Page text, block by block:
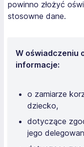
powinno złożyć
stosowne dane.
W oświadczeniu
informacje:
o zamiarze
dziecko,
dotyczące
jego